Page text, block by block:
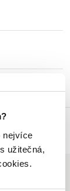
nejvíce
užitečná,